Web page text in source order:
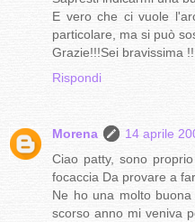
E vero che ci vuole
particolare, ma si può
Grazie!!!Sei bravissima
Rispondi
Morena
14 aprile
Ciao patty, sono
focaccia Da provare a
Ne ho una molto
scorso anno mi veniva